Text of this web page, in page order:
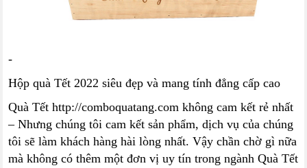
-
Hộp quà Tết 2022 siêu đẹp và mang tính đẳng cấp cao
Quà Tết http://comboquatang.com không cam kết rẻ nhất
– Nhưng chúng tôi cam kết sản phẩm, dịch vụ của chúng
tôi sẽ làm khách hàng hài lòng nhất. Vậy chần chờ gì nữa
mà không có thêm một đơn vị uy tín trong ngành Quà Tết